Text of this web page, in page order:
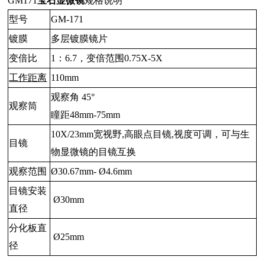
型号
GM-171
镀膜
多层镀膜镜片
变倍比
1：6.7，变倍范围0.75X-5X
工作距离 110mm
观察筒
观察角 45°
瞳距48mm-75mm
目镜
10X/23mm宽视野,高眼点目镜,视度可调，可与生
物显微镜的目镜互换
观察范围
Ø30.67mm- Ø4.6mm
目镜安装
直径
Ø30mm
分化板直
径
Ø25mm